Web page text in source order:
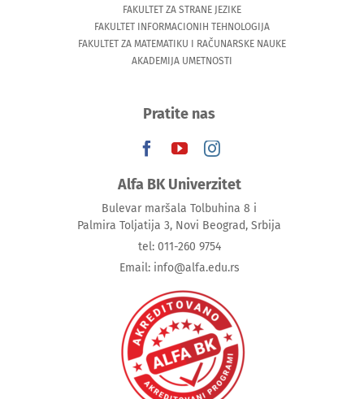
FAKULTET ZA STRANE JEZIKE
FAKULTET INFORMACIONIH TEHNOLOGIJA
FAKULTET ZA MATEMATIKU I RAČUNARSKE NAUKE
AKADEMIJA UMETNOSTI
Pratite nas
Alfa BK Univerzitet
Bulevar maršala Tolbuhina 8 i
Palmira Toljatija 3, Novi Beograd, Srbija
tel: 011-260 9754
Email: info@alfa.edu.rs